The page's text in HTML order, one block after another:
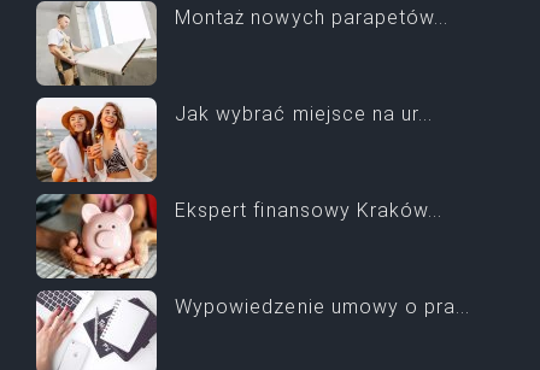
Montaż nowych parapetów...
Jak wybrać miejsce na ur...
Ekspert finansowy Kraków...
Wypowiedzenie umowy o pra...